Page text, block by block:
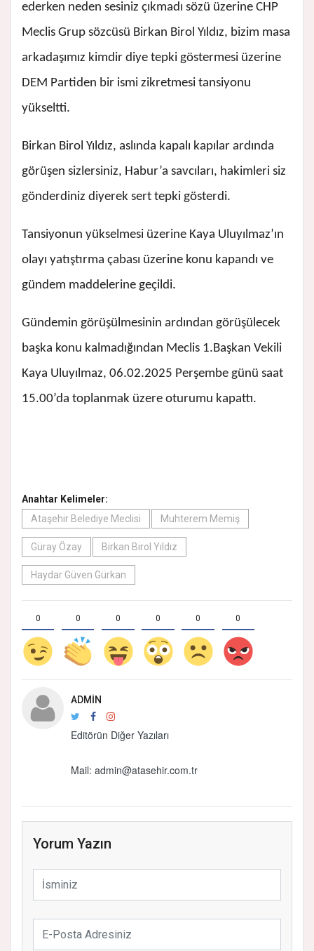
ederken neden sesiniz çıkmadı sözü üzerine CHP
Meclis Grup sözcüsü Birkan Birol Yıldız, bizim masa
arkadaşımız kimdir diye tepki göstermesi üzerine
DEM Partiden bir ismi zikretmesi tansiyonu
yükseltti.
Birkan Birol Yıldız, aslında kapalı kapılar ardında
görüşen sizlersiniz, Habur’a savcıları, hakimleri siz
gönderdiniz diyerek sert tepki gösterdi.
Tansiyonun yükselmesi üzerine Kaya Uluyılmaz’ın
olayı yatıştırma çabası üzerine konu kapandı ve
gündem maddelerine geçildi.
Gündemin görüşülmesinin ardından görüşülecek
başka konu kalmadığından Meclis 1.Başkan Vekili
Kaya Uluyılmaz, 06.02.2025 Perşembe günü saat
15.00’da toplanmak üzere oturumu kapattı.
Anahtar Kelimeler:
Ataşehir Belediye Meclisi
Muhterem Memiş
Güray Özay Birkan Birol Yıldız
Haydar Güven Gürkan
0 0 0 0 0 0
ADMIN
Editörün Diğer Yazıları
Mail: admin@atasehir.com.tr
Yorum Yazın